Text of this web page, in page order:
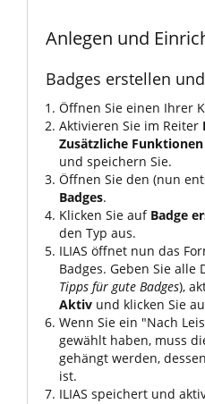
Anlegen und
Badges erstellen
Öffnen Sie einen Ihrer
Aktivieren Sie im Reiter
Zusätzliche Funktionen
und speichern Sie.
Öffnen Sie den (nun
Badges.
Klicken Sie auf Badge
den Typ aus.
ILIAS öffnet nun das
Badges. Geben Sie alle
Tipps für gute Badges),
Aktiv und klicken Sie
Wenn Sie ein "Nach
gewählt haben, muss
gehängt werden, dessen
ist.
ILIAS speichert und